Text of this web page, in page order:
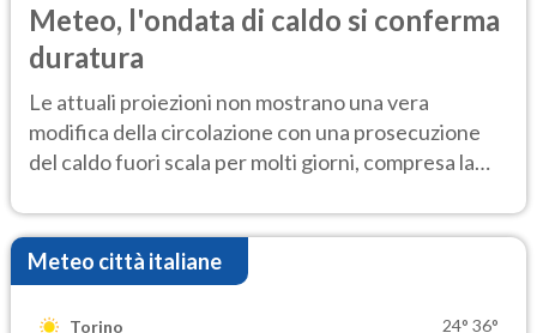
Meteo, l'ondata di caldo si conferma
duratura
Le attuali proiezioni non mostrano una vera
modifica della circolazione con una prosecuzione
del caldo fuori scala per molti giorni, compresa la
Meteo città italiane
Torino 24° 36°